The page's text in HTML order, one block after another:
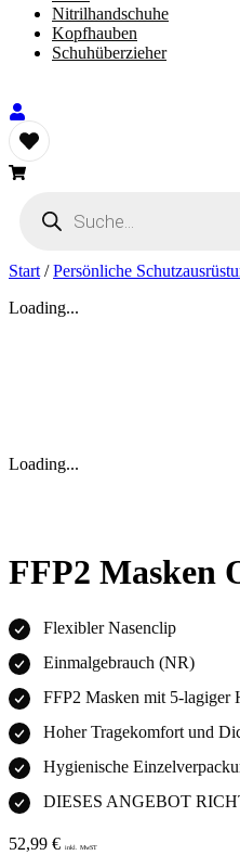
Nitrilhandschuhe
Kopfhauben
Schuhüberzieher
search
Start /Persönliche
Loading...
Loading...
FFP2 Masken
Flexibler Nasenclip
Einmalgebrauch (NR)
FFP2 Masken mit 5-lagiger
Hoher Tragekomfort und
Hygienische
DIESES ANGEBOT
52,99 € inkl. MwST